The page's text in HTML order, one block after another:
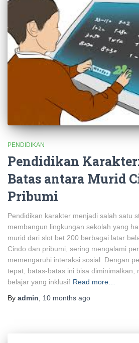
PENDIDIKAN
Pendidikan
Batas antara Murid
Pribumi
Pendidikan karakter menjadi salah satu
membangun lingkungan sekolah yang
murid dari slot bet 200 berbagai latar
Cindo dan pribumi, sering mengalami
memengaruhi interaksi sosial. Dengan
tepat, batas-batas ini bisa diminimalkan,
belajar yang inklusif Read more…
By admin 10 months ago